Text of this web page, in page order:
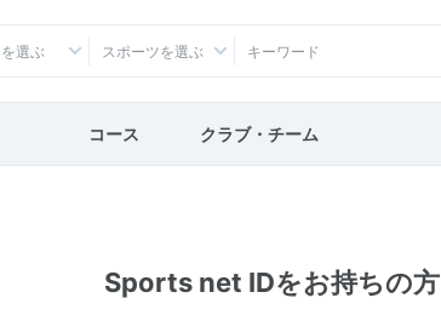
選ぶ スポーツを選ぶ
コース クラブ・チーム
Sports net IDをお持ちの方